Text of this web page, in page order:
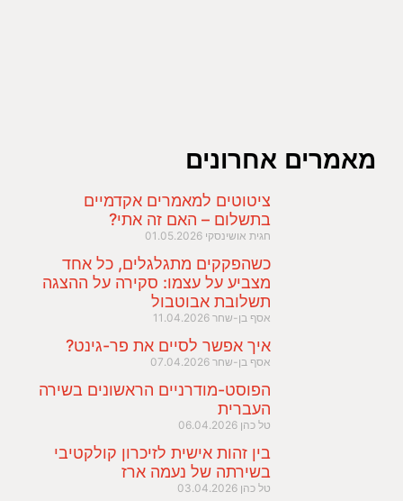
מאמרים אחרונים
ציטוטים למאמרים אקדמיים
בתשלום – האם זה אתי?
חגית אושינסקי 01.05.2026
כשהפקקים מתגלגלים, כל אחד
מצביע על עצמו: סקירה על ההצגה
תשלובת אבוטבול
אסף בן-שחר 11.04.2026
איך אפשר לסיים את פר-גינט?
אסף בן-שחר 07.04.2026
הפוסט-מודרניים הראשונים בשירה
העברית
טל כהן 06.04.2026
בין זהות אישית לזיכרון קולקטיבי
בשירתה של נעמה ארז
טל כהן 03.04.2026